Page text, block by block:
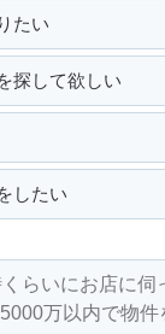
たい
探して欲しい
したい